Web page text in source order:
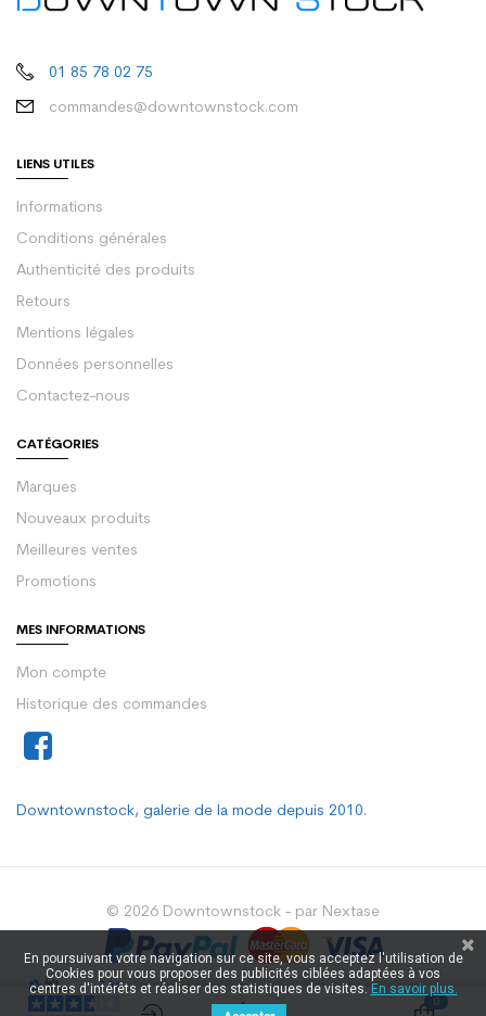
0
01 85 78 02 75
commandes@downtownstock.com
LIENS UTILES
Informations
Conditions générales
Authenticité des produits
Retours
Mentions légales
Données personnelles
Contactez-nous
CATÉGORIES
Marques
Nouveaux produits
Meilleures ventes
Promotions
MES INFORMATIONS
Mon compte
Historique des commandes
Downtownstock, galerie de la mode depuis 2010.
© 2026 Downtownstock - par Nextase
En poursuivant votre navigation sur ce site, vous acceptez l'utilisation de
Cookies pour vous proposer des publicités ciblées adaptées à vos
centres d'intérêts et réaliser des statistiques de visites. En savoir plus.